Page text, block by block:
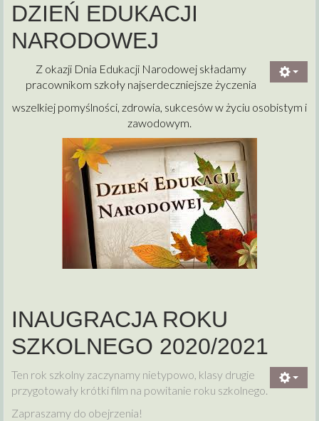
DZIEŃ EDUKACJI
NARODOWEJ
Z okazji Dnia Edukacji Narodowej składamy
pracownikom szkoły najserdeczniejsze życzenia
wszelkiej pomyślności, zdrowia, sukcesów w życiu osobistym i
zawodowym.
INAUGRACJA ROKU
SZKOLNEGO 2020/2021
Ten rok szkolny zaczynamy nietypowo, klasy drugie
przygotowały krótki film na powitanie roku szkolnego.
Zapraszamy do obejrzenia!